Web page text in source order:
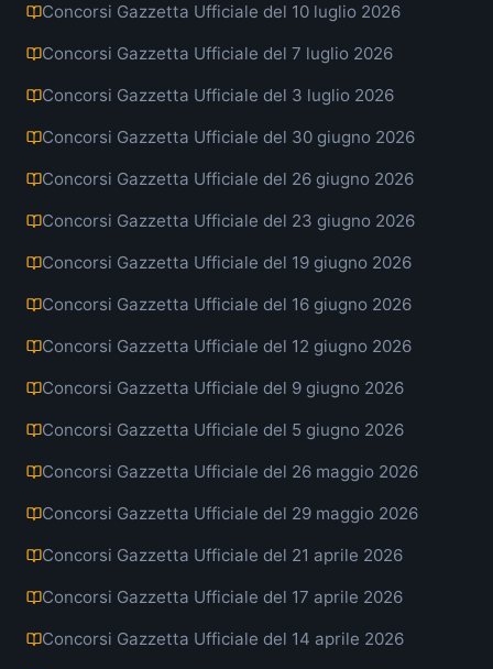
Concorsi Gazzetta Ufficiale del 10 luglio 2026
Concorsi Gazzetta Ufficiale del 7 luglio 2026
Concorsi Gazzetta Ufficiale del 3 luglio 2026
Concorsi Gazzetta Ufficiale del 30 giugno 2026
Concorsi Gazzetta Ufficiale del 26 giugno 2026
Concorsi Gazzetta Ufficiale del 23 giugno 2026
Concorsi Gazzetta Ufficiale del 19 giugno 2026
Concorsi Gazzetta Ufficiale del 16 giugno 2026
Concorsi Gazzetta Ufficiale del 12 giugno 2026
Concorsi Gazzetta Ufficiale del 9 giugno 2026
Concorsi Gazzetta Ufficiale del 5 giugno 2026
Concorsi Gazzetta Ufficiale del 26 maggio 2026
Concorsi Gazzetta Ufficiale del 29 maggio 2026
Concorsi Gazzetta Ufficiale del 21 aprile 2026
Concorsi Gazzetta Ufficiale del 17 aprile 2026
Concorsi Gazzetta Ufficiale del 14 aprile 2026